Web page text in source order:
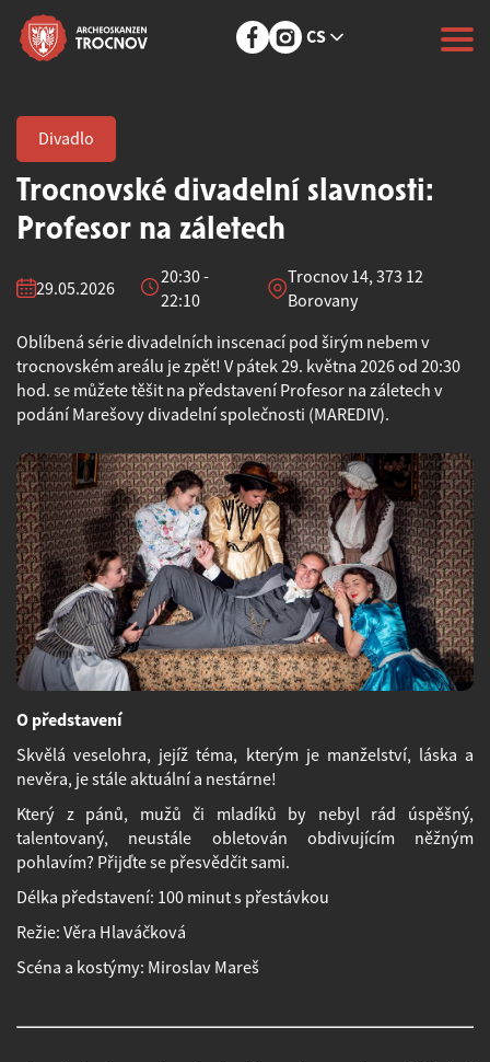
CS
Divadlo
Trocnovské divadelní slavnosti:
Profesor na záletech
29.05.2026
20:30 -
22:10
Trocnov 14, 373 12
Borovany
Oblíbená série divadelních inscenací pod širým nebem v
trocnovském areálu je zpět! V pátek 29. května 2026 od 20:30
hod. se můžete těšit na představení Profesor na záletech v
podání Marešovy divadelní společnosti (MAREDIV).
O představení
Skvělá veselohra, jejíž téma, kterým je manželství, láska a
nevěra, je stále aktuální a nestárne!
Který z pánů, mužů či mladíků by nebyl rád úspěšný,
talentovaný, neustále obletován obdivujícím něžným
pohlavím? Přijďte se přesvědčit sami.
Délka představení: 100 minut s přestávkou
Režie: Věra Hlaváčková
Scéna a kostýmy: Miroslav Mareš